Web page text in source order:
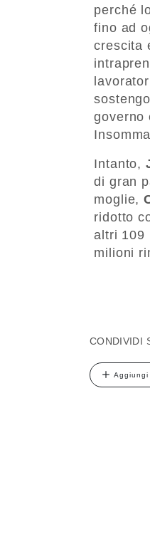
perché
fino ad
crescita
governo
Intanto,
di gran
moglie,
ridotto
altri 109
milioni
CONDIVIDI
Aggiungi